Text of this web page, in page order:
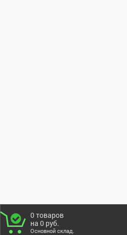
0 товаров
на 0 руб.
Основной склад.